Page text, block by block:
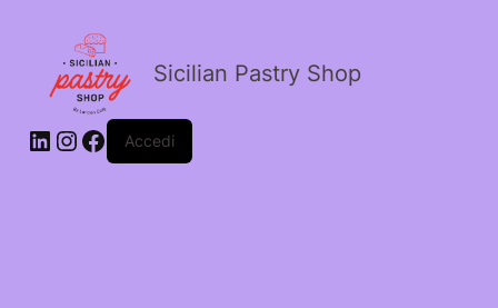
Sicilian Pastry Shop
Accedi